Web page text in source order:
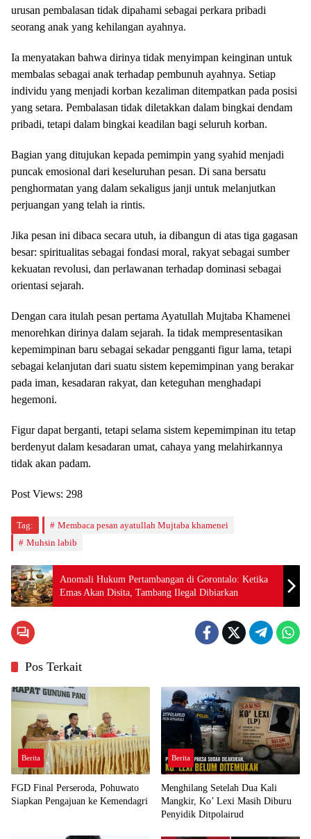
urusan pembalasan tidak dipahami sebagai perkara pribadi
seorang anak yang kehilangan ayahnya.
Ia menyatakan bahwa dirinya tidak menyimpan keinginan untuk
membalas sebagai anak terhadap pembunuh ayahnya. Setiap
individu yang menjadi korban kezaliman ditempatkan pada posisi
yang setara. Pembalasan tidak diletakkan dalam bingkai dendam
pribadi, tetapi dalam bingkai keadilan bagi seluruh korban.
Bagian yang ditujukan kepada pemimpin yang syahid menjadi
puncak emosional dari keseluruhan pesan. Di sana bersatu
penghormatan yang dalam sekaligus janji untuk melanjutkan
perjuangan yang telah ia rintis.
Jika pesan ini dibaca secara utuh, ia dibangun di atas tiga gagasan
besar: spiritualitas sebagai fondasi moral, rakyat sebagai sumber
kekuatan revolusi, dan perlawanan terhadap dominasi sebagai
orientasi sejarah.
Dengan cara itulah pesan pertama Ayatullah Mujtaba Khamenei
menorehkan dirinya dalam sejarah. Ia tidak mempresentasikan
kepemimpinan baru sebagai sekadar pengganti figur lama, tetapi
sebagai kelanjutan dari suatu sistem kepemimpinan yang berakar
pada iman, kesadaran rakyat, dan keteguhan menghadapi
hegemoni.
Figur dapat berganti, tetapi selama sistem kepemimpinan itu tetap
berdenyut dalam kesadaran umat, cahaya yang melahirkannya
tidak akan padam.
Post Views: 298
Tag:
Membaca pesan ayatullah Mujtaba khamenei
Muhsin labib
Anomali Hukum Pertambangan di Gorontalo: Ketika
Emas Akan Disita, Tambang Ilegal Dibiarkan
Pos Terkait
Berita
FGD Final Perseroda, Pohuwato
Siapkan Pengajuan ke Kemendagri
Berita
Menghilang Setelah Dua Kali
Mangkir, Ko’ Lexi Masih Diburu
Penyidik Ditpolairud